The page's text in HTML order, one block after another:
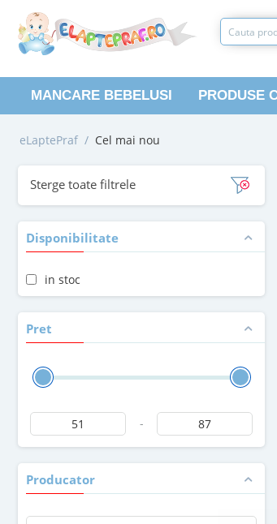
MANCARE BEBELUSI PRODUSE
eLaptePraf / Cel mai nou
Sterge toate filtrele
Disponibilitate
in stoc
Pret
-
Producator